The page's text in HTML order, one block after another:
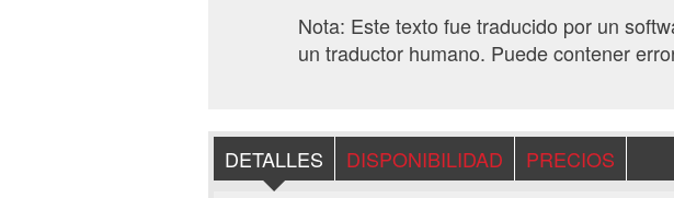
Nota: Este texto fue traducido por un
un traductor humano. Puede contener
DETALLES DISPONIBILIDAD
PRECIOS